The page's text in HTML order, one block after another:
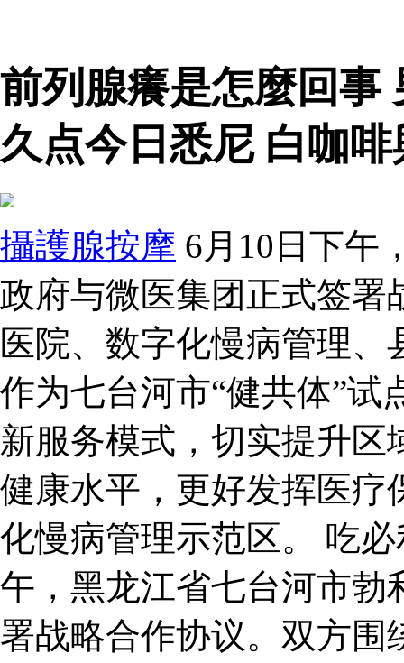
前列腺癢是怎麼回事
久点今日悉尼 白咖
攝護腺按摩 6月10日下午
政府与微医集团正式签署
医院、数字化慢病管理
作为七台河市“健共体”试
新服务模式，切实提升
健康水平，更好发挥医疗
化慢病管理示范区。 吃
午，黑龙江省七台河市勃
署战略合作协议。双方围